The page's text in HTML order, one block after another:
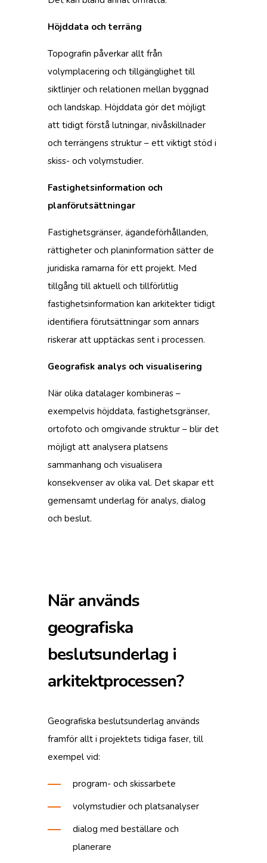
Höjddata och terräng
Topografin påverkar allt från
volymplacering och tillgänglighet till
siktlinjer och relationen mellan byggnad
och landskap. Höjddata gör det möjligt
att tidigt förstå lutningar, nivåskillnader
och terrängens struktur – ett viktigt stöd i
skiss- och volymstudier.
Fastighetsinformation och
planförutsättningar
Fastighetsgränser, ägandeförhållanden,
rättigheter och planinformation sätter de
juridiska ramarna för ett projekt. Med
tillgång till aktuell och tillförlitlig
fastighetsinformation kan arkitekter tidigt
identifiera förutsättningar som annars
riskerar att upptäckas sent i processen.
Geografisk analys och visualisering
När olika datalager kombineras –
exempelvis höjddata, fastighetsgränser,
ortofoto och omgivande struktur – blir det
möjligt att analysera platsens
sammanhang och visualisera
konsekvenser av olika val. Det skapar ett
gemensamt underlag för analys, dialog
och beslut.
När används
geografiska
beslutsunderlag i
arkitektprocessen?
Geografiska beslutsunderlag används
framför allt i projektets tidiga faser, till
exempel vid:
program- och skissarbete
volymstudier och platsanalyser
dialog med beställare och
planerare